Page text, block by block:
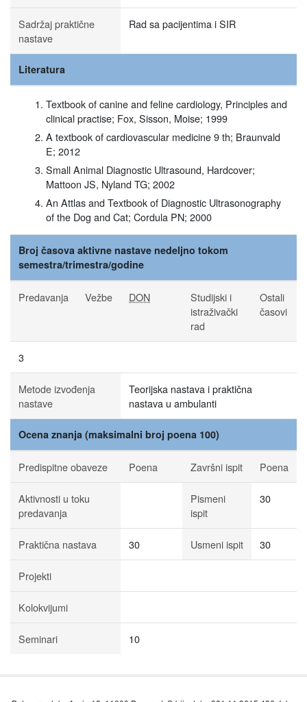
Sadržaj praktične
nastave
Rad sa pacijentima i SIR
Literatura
Textbook of canine and feline cardiology, Principles and
clinical practise; Fox, Sisson, Moise; 1999
A textbook of cardiovascular medicine 9 th; Braunvald
E; 2012
Small Animal Diagnostic Ultrasound, Hardcover;
Mattoon JS, Nyland TG; 2002
An Attlas and Textbook of Diagnostic Ultrasonography
of the Dog and Cat; Cordula PN; 2000
Broj časova aktivne nastave nedeljno tokom
semestra/trimestra/godine
Predavanja Vežbe DON
Studijski i
istraživački
rad
Ostali
časovi
3
Metode izvođenja
nastave
Teorijska nastava i praktična
nastava u ambulanti
Ocena znanja (maksimalni broj poena 100)
Predispitne obaveze Poena Završni ispit Poena
Aktivnosti u toku
predavanja
Pismeni
ispit
30
Praktična nastava 30 Usmeni ispit 30
Projekti
Kolokvijumi
Seminari 10